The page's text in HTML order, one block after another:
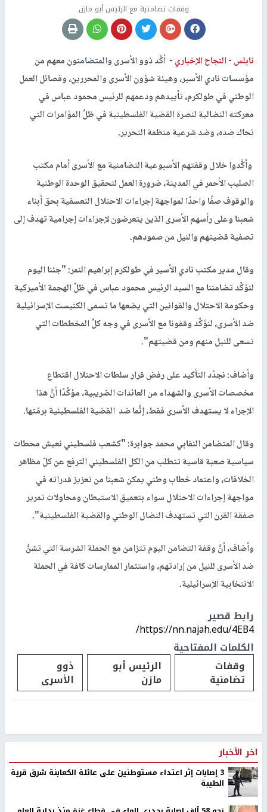
وقفات تضامنية مع الرئيس أبو مازن
نابلس -النجاح الإخباري - أكَّد ذوو الأسرى والمتضامنون معهم من
مؤسسات نادي الأسير، وهيئة شؤون الأسرى والمحررين، وفصائل العمل
الوطني في طولكرم، تأييدهم ودعمهم للرئيس محمود عباس في
معركته النضالية لنصرة القضية الفلسطينية في ظلِّ المؤامرات التي
تحاك ضده، وضد شرعية منظمة التحرير.
وأكَّدوا خلال وقفتهم الأسبوعية التضامنية مع الأسرى أمام مكتب
الصليب الأحمر في المدينة، ضرورة العمل لتحقيق الوحدة الوطنية
والوقوف صفًا واحدًا لمواجهة إجراءات الاحتلال التعسفية بحق أبناء
شعبنا وعلى رأسهم الأسرى الذين يتعرضون لإجراءات إجرامية تهدف إلى
تصفية قضيتهم والنيل من صمودهم.
وقال مدير مكتب نادي الأسير في طولكرم إبراهيم النمر: "جئنا اليوم
لنؤكِّد تضامننا مع السيد الرئيس محمود عباس في ظلِّ الهجمة الأميركية
وحكومة الاحتلال والقوانين التي يضعها ما تسمى الكنيست الإسرائيلية
ضد الأسرى، لنؤكِّد وقفونا مع الأسرى في وجه كلِّ المخططات التي
تسعى للنيل منهم ومن قضيتهم".
وأضاف: نجدّد التأكيد على رفض قرار سلطات الاحتلال اقتطاع
مخصصات الأسرى والشهداء من العائدات الضريبية، مؤكِّدًا أنَّ هذا
الإجراء لا يستهدف الأسرى فقط، إنَّما ضد القضية الفلسطينية برمّتها.
وقال المتضامن النقابي محمد جوابرة: "كشعب فلسطيني نعيش محطات
سياسية صعبة قاسية تتطلب من الكل الفلسطيني الترفع عن كلّ مظاهر
الخلافات، واعتماد خطاب وطني يمكن شعبنا من تعزيز قدراته في
مواجهة إجراءات الاحتلال سواء بتعميق الاستيطان ومحاولات تمرير
صفقة القرن التي تستهدف النضال الوطني والقضية الفلسطينية".
وأضاف، أنَّ وقفة التضامن اليوم تتزامن مع الحملة الشرسة التي تشنُّ
ضد الأسرى للنيل من إرادتهم، واستثمار الممارسات كافة في الحملة
الانتخابية الإسرائيلية.
رابط قصير
https://nn.najah.edu/4EB4/
الكلمات المفتاحية
وقفات
تضامنية
الرئيس أبو
مازن
ذوو
الأسرى
التربية تقرر الغاء الرحلات المدرسية
تم النشر بتاريخ:2019-02-26 13:57